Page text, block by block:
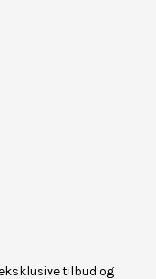
tilbud og